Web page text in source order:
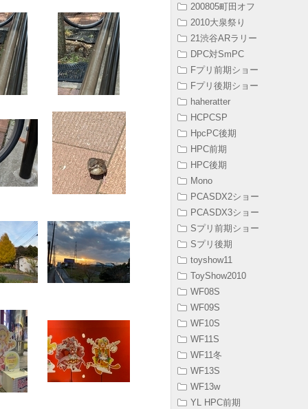
200805町田オフ
2010大泉祭り
21渋谷ARラリー
DPC対SmPC
Fプリ前期ショー
Fプリ後期ショー
haheratter
HCPCSP
HpcPC後期
HPC前期
HPC後期
Mono
PCASDX2ショー
PCASDX3ショー
Sプリ前期ショー
Sプリ後期
toyshow11
ToyShow2010
WF08S
WF09S
WF10S
WF11S
WF11冬
WF13S
WF13w
YL HPC前期